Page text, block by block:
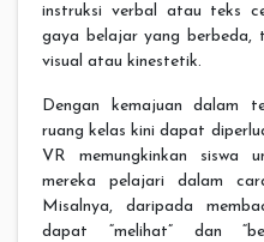
instruksi verbal atau teks
gaya belajar yang berbeda,
visual atau kinestetik.
Dengan kemajuan dalam
ruang kelas kini dapat
VR memungkinkan siswa
mereka pelajari dalam
Misalnya, daripada
dapat “melihat” dan